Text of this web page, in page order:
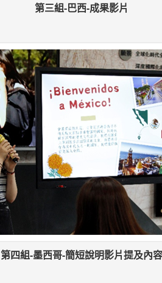
第三組-巴西-成果影片
第四組-墨西哥-簡短說明影片提及內容